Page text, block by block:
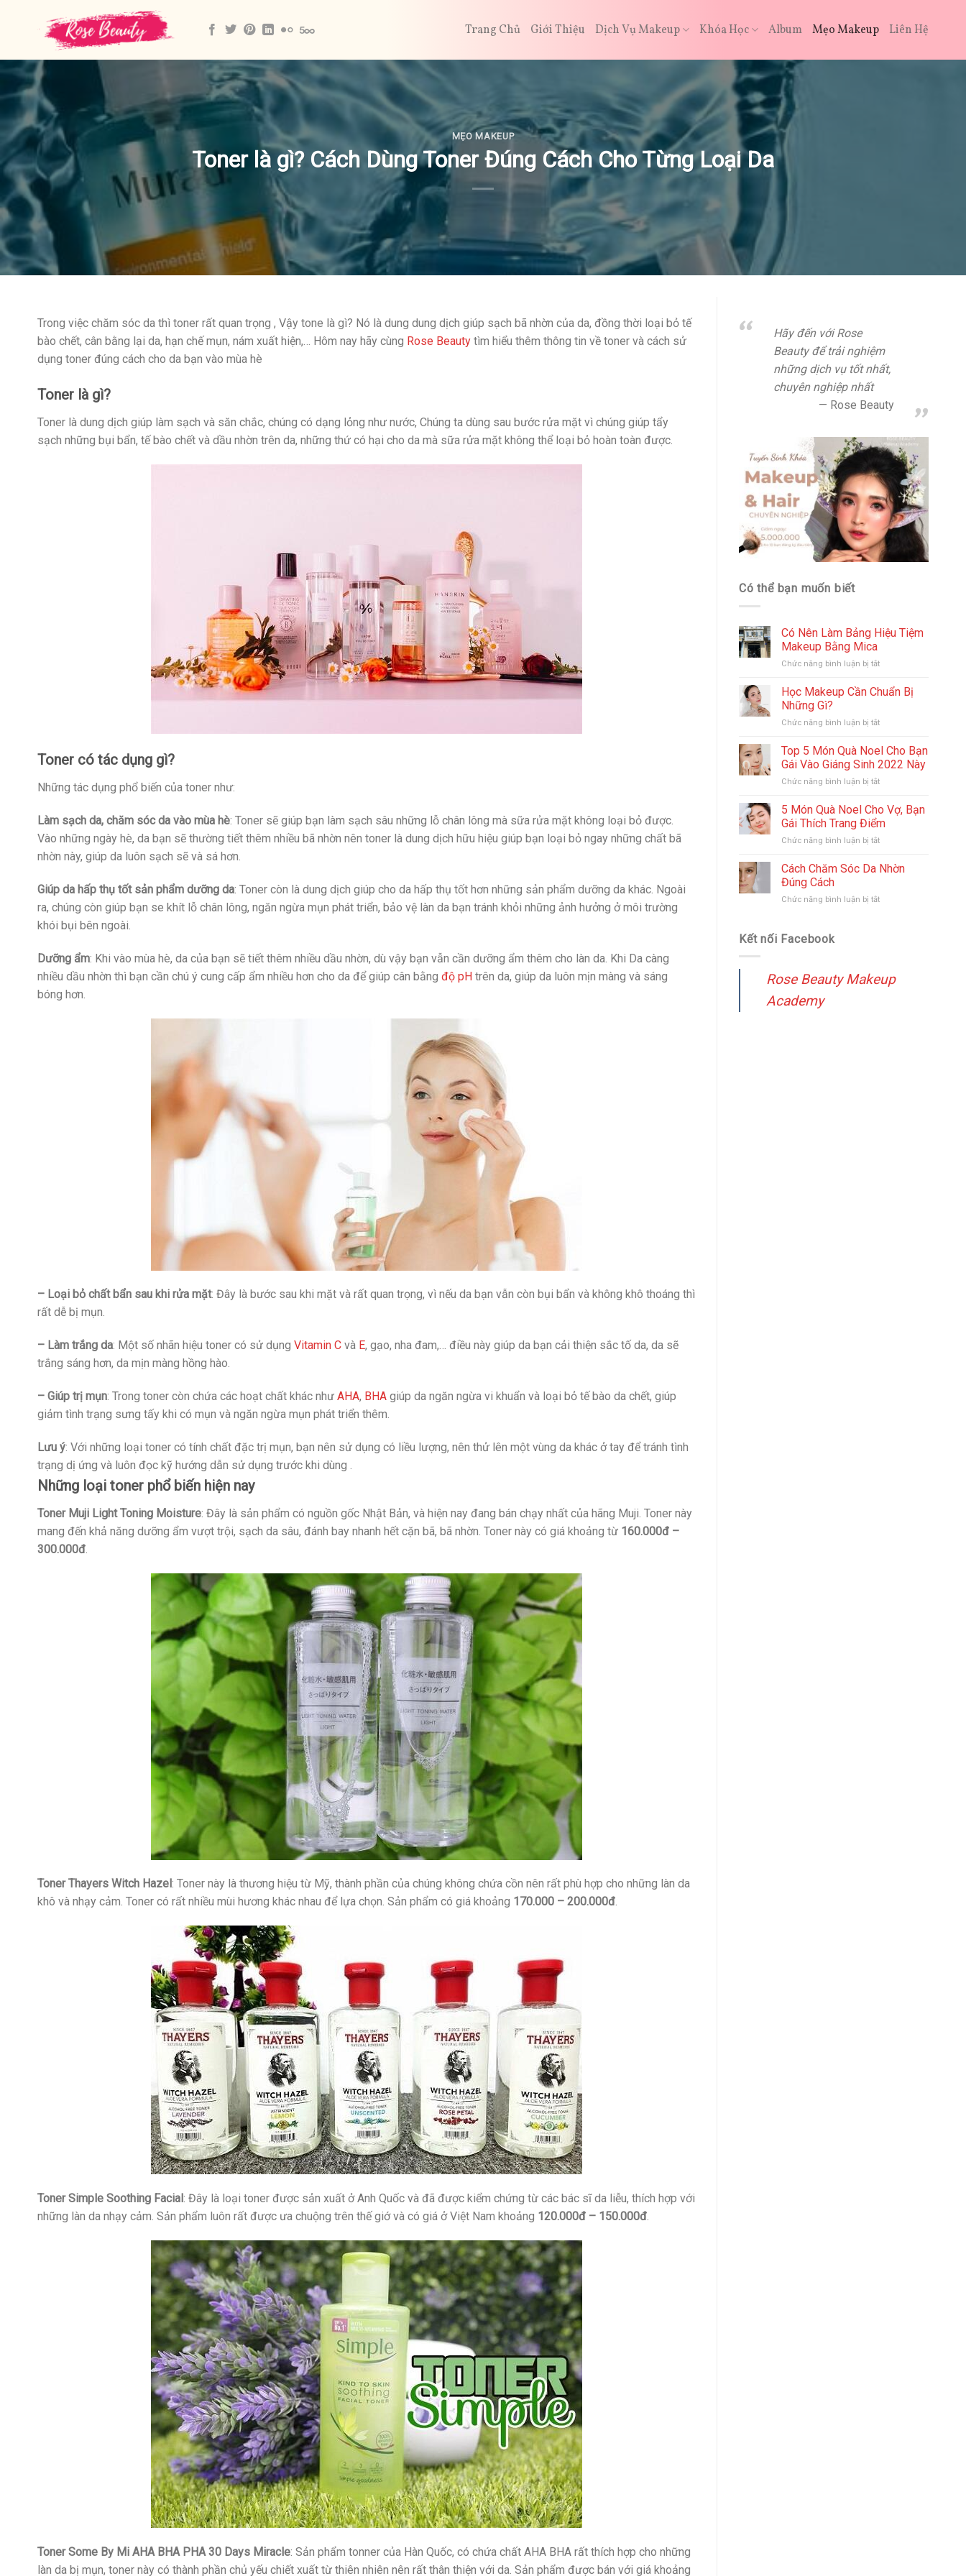
Trang Chủ Giới Thiệu Dịch Vụ Makeup Khóa Học Album Mẹo Makeup Liên Hệ
MẸO MAKEUP
Toner là gì? Cách Dùng Toner Đúng Cách Cho Từng Loại Da
Trong việc chăm sóc da thì toner rất quan trọng , Vậy tone là gì? Nó là dung dung dịch giúp sạch bã nhờn của da, đồng thời loại bỏ tế
bào chết, cân bằng lại da, hạn chế mụn, nám xuất hiện,… Hôm nay hãy cùng Rose Beauty tìm hiểu thêm thông tin về toner và cách sử
dụng toner đúng cách cho da bạn vào mùa hè
Toner là gì?
Toner là dung dịch giúp làm sạch và săn chắc, chúng có dạng lỏng như nước, Chúng ta dùng sau bước rửa mặt vì chúng giúp tẩy
sạch những bụi bẩn, tế bào chết và dầu nhờn trên da, những thứ có hại cho da mà sữa rửa mặt không thể loại bỏ hoàn toàn được.
Toner có tác dụng gì?
Những tác dụng phổ biến của toner như:
Làm sạch da, chăm sóc da vào mùa hè: Toner sẽ giúp bạn làm sạch sâu những lỗ chân lông mà sữa rửa mặt không loại bỏ được.
Vào những ngày hè, da bạn sẽ thường tiết thêm nhiều bã nhờn nên toner là dung dịch hữu hiệu giúp bạn loại bỏ ngay những chất bã
nhờn này, giúp da luôn sạch sẽ và sá hơn.
Giúp da hấp thụ tốt sản phẩm dưỡng da: Toner còn là dung dịch giúp cho da hấp thụ tốt hơn những sản phẩm dưỡng da khác. Ngoài
ra, chúng còn giúp bạn se khít lỗ chân lông, ngăn ngừa mụn phát triển, bảo vệ làn da bạn tránh khỏi những ảnh hưởng ở môi trường
khói bụi bên ngoài.
Dưỡng ẩm: Khi vào mùa hè, da của bạn sẽ tiết thêm nhiều dầu nhờn, dù vậy bạn vẫn cần dưỡng ẩm thêm cho làn da. Khi Da càng
nhiều dầu nhờn thì bạn cần chú ý cung cấp ẩm nhiều hơn cho da để giúp cân bằng độ pH trên da, giúp da luôn mịn màng và sáng
bóng hơn.
– Loại bỏ chất bẩn sau khi rửa mặt: Đây là bước sau khi mặt và rất quan trọng, vì nếu da bạn vẫn còn bụi bẩn và không khô thoáng thì
rất dễ bị mụn.
– Làm trắng da: Một số nhãn hiệu toner có sử dụng Vitamin C và E, gạo, nha đam,… điều này giúp da bạn cải thiện sắc tố da, da sẽ
trắng sáng hơn, da mịn màng hồng hào.
– Giúp trị mụn: Trong toner còn chứa các hoạt chất khác như AHA, BHA giúp da ngăn ngừa vi khuẩn và loại bỏ tế bào da chết, giúp
giảm tình trạng sưng tấy khi có mụn và ngăn ngừa mụn phát triển thêm.
Lưu ý: Với những loại toner có tính chất đặc trị mụn, bạn nên sử dụng có liều lượng, nên thử lên một vùng da khác ở tay để tránh tình
trạng dị ứng và luôn đọc kỹ hướng dẫn sử dụng trước khi dùng .
Những loại toner phổ biến hiện nay
Toner Muji Light Toning Moisture: Đây là sản phẩm có nguồn gốc Nhật Bản, và hiện nay đang bán chạy nhất của hãng Muji. Toner này
mang đến khả năng dưỡng ẩm vượt trội, sạch da sâu, đánh bay nhanh hết cặn bã, bã nhờn. Toner này có giá khoảng từ 160.000đ –
300.000đ
Toner Thayers Witch Hazel : Toner này là thương hiệu từ Mỹ, thành phần của chúng không chứa cồn nên rất phù hợp cho những làn da
khô và nhạy cảm. Toner có rất nhiều mùi hương khác nhau để lựa chọn. Sản phẩm có giá khoảng 170.000 – 200.000đ.
Toner Simple Soothing Facial: Đây là loại toner được sản xuất ở Anh Quốc và đã được kiểm chứng từ các bác sĩ da liễu, thích hợp với
những làn da nhạy cảm. Sản phẩm luôn rất được ưa chuộng trên thế giớ và có giá ở Việt Nam khoảng 120.000đ – 150.000đ.
Toner Some By Mi AHA BHA PHA 30 Days Miracle: Sản phẩm tonner của Hàn Quốc, có chứa chất AHA BHA rất thích hợp cho những
làn da bị mụn, toner này có thành phần chủ yếu chiết xuất từ thiên nhiên nên rất thân thiện với da. Sản phẩm được bán với giá khoảng
Hãy đến với Rose
Beauty để trải nghiệm
những dịch vụ tốt nhất,
chuyên nghiệp nhất
Rose Beauty
Có thể bạn muốn biết
Có Nên Làm Bảng Hiệu Tiệm
Makeup Bằng Mica
Chức năng bình luận bị tắt
Nên
Makeup
Bằng
Học Makeup Cần Chuẩn Bị
Những Gì?
Chức năng bình luận bị tắt
Makeup
Cần
Chuẩn
Gì?
Top 5 Món Quà Noel Cho Bạn
Gái Vào Giáng Sinh 2022 Này
Chức năng bình luận bị tắt
5
Quà
Bạn
5 Món Quà Noel Cho Vợ, Bạn
Gái Thích Trang Điểm
Chức năng bình luận bị tắt
Món
Điểm
Cách Chăm Sóc Da Nhờn
Đúng Cách
Chức năng bình luận bị tắt
Cách
Kết nối Facebook
Rose Beauty Makeup
Academy